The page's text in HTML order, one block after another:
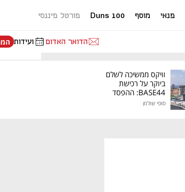
פנאי מוסף Duns 100 פורטל פיננסי
הדואר האדום ועידות
וויקס ממשיכה לשלם
ביוקר על רכישת
BASE44: ההפסד
סופי שולמן